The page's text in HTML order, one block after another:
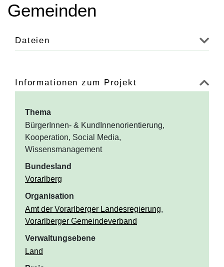
Gemeinden
Dateien
Informationen zum Projekt
Thema
BürgerInnen- & KundInnenorientierung,
Kooperation, Social Media,
Wissensmanagement
Bundesland
Vorarlberg
Organisation
Amt der Vorarlberger Landesregierung,
Vorarlberger Gemeindeverband
Verwaltungsebene
Land